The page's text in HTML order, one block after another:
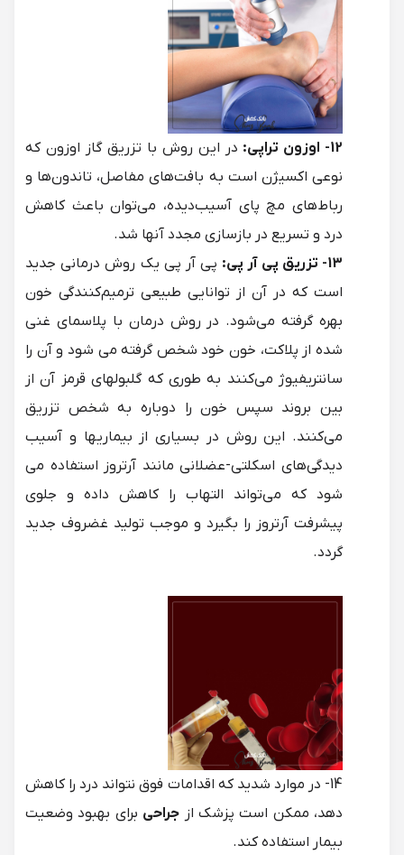
12- اوزون تراپی:
در این روش با تزریق گاز اوزون که
نوعی اکسیژن است به بافت‌های مفاصل، تاندون‌ها و
رباط‌های مچ پای آسیب‌دیده، می‌توان باعث کاهش
درد و تسریع در بازسازی مجدد آنها شد.
13- تزریق پی آر پی:
پی آر پی یک روش درمانی جدید
است که در آن از توانایی‌ طبیعی ترمیم‌کنندگی خون
بهره گرفته می‌شود. در روش درمان با پلاسمای غنی
شده از پلاکت، خون خود شخص گرفته می شود و آن را
سانتریفیوژ می‌کنند به طوری که گلبولهای قرمز آن از
بین بروند سپس خون را دوباره به شخص تزریق
می‌کنند. این روش در بسیاری از بیماریها و آسیب
دیدگی‌های اسکلتی-عضلانی مانند آرتروز استفاده می
شود که می‌تواند التهاب را کاهش داده و جلوی
پیشرفت آرتروز را بگیرد و موجب تولید غضروف جدید
گردد.
14- در موارد شدید که اقدامات فوق نتواند درد را کاهش
دهد، ممکن است پزشک از جراحی برای بهبود وضعیت
بیمار استفاده ‌کند.